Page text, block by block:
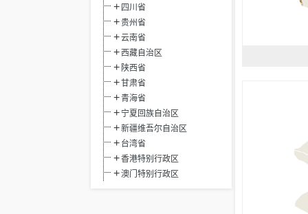
四川省
贵州省
云南省
西藏自治区
陕西省
甘肃省
青海省
宁夏回族自治区
新疆维吾尔自治区
台湾省
香港特别行政区
澳门特别行政区